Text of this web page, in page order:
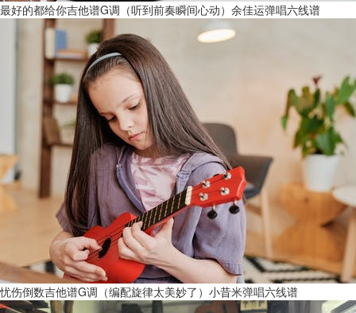
最好的都给你吉他谱G调（听到前奏瞬间心动）余佳运弹唱六线谱
忧伤倒数吉他谱G调（编配旋律太美妙了）小昔米弹唱六线谱